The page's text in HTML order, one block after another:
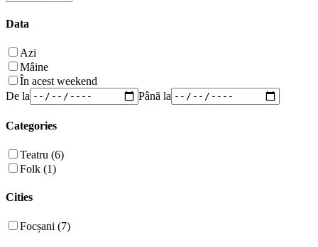
Data
Azi
Mâine
În acest weekend
De la
Până la
Categories
Teatru (6)
Folk (1)
Cities
Focșani (7)